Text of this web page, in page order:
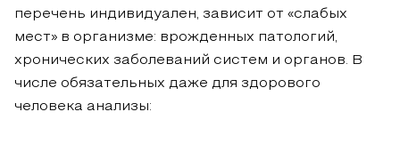
перечень индивидуален, зависит от «слабых
мест» в организме: врожденных патологий,
хронических заболеваний систем и органов. В
числе обязательных даже для здорового
человека анализы: